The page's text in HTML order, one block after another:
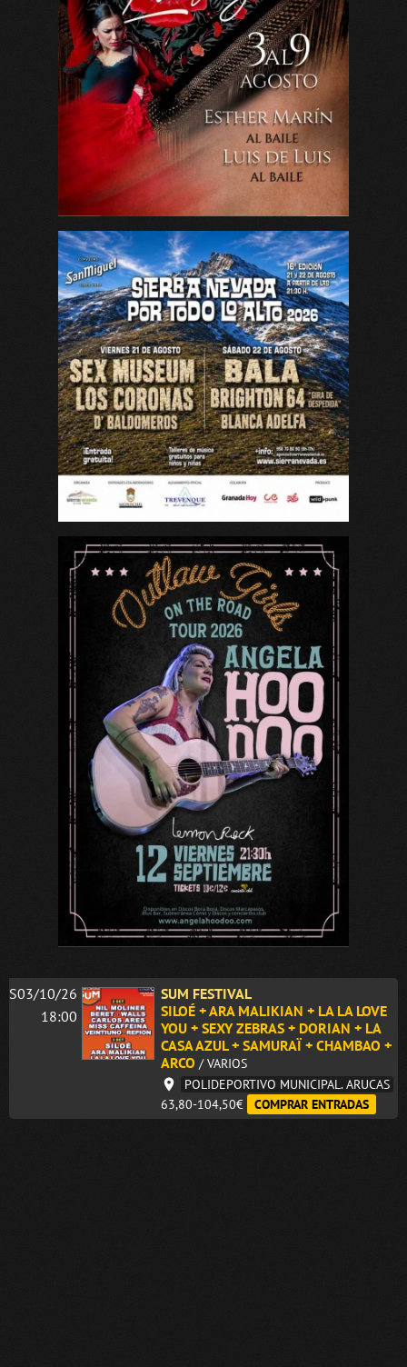
S03/10/26
18:00
SUM FESTIVAL
SILOÉ + ARA MALIKIAN + LA LA LOVE
YOU + SEXY ZEBRAS + DORIAN + LA
CASA AZUL + SAMURAÏ + CHAMBAO +
ARCO / VARIOS
POLIDEPORTIVO MUNICIPAL. ARUCAS
63,80-104,50€
COMPRAR ENTRADAS